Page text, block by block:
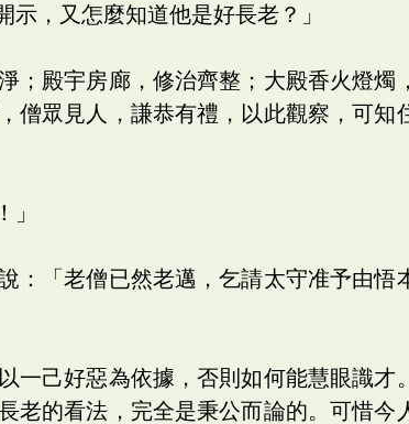
，又怎麼知道他是好長老？」
；殿宇房廊，修治齊整；大殿香火燈燭，
僧眾見人，謙恭有禮，以此觀察，可知
：「老僧已然老邁，乞請太守准予由悟
己好惡為依據，否則如何能慧眼識才。
老的看法，完全是秉公而論的。可惜今